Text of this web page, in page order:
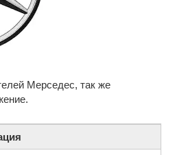
Мерседес, так же